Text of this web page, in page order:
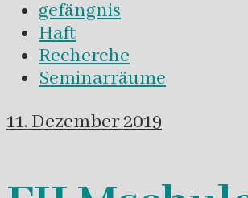
gefängnis
Haft
Recherche
Seminarräume
11. Dezember 2019